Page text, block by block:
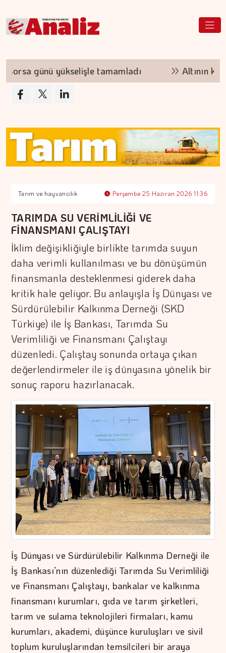
günü yükselişle tamamladı Altının
Tarım ve hayvancılık Perşembe 25 Haziran 2026 11:36
TARIMDA SU VERİMLİLİĞİ VE
FİNANSMANI ÇALIŞTAYI
İklim değişikliğiyle birlikte tarımda suyun
daha verimli kullanılması ve bu dönüşümün
finansmanla desteklenmesi giderek daha
kritik hale geliyor. Bu anlayışla İş Dünyası ve
Sürdürülebilir Kalkınma Derneği (SKD
Türkiye) ile İş Bankası, Tarımda Su
Verimliliği ve Finansmanı Çalıştayı
düzenledi. Çalıştay sonunda ortaya çıkan
değerlendirmeler ile iş dünyasına yönelik bir
sonuç raporu hazırlanacak.
İş Dünyası ve Sürdürülebilir Kalkınma Derneği ile
İş Bankası’nın düzenlediği Tarımda Su Verimliliği
ve Finansmanı Çalıştayı, bankalar ve kalkınma
finansmanı kurumları, gıda ve tarım şirketleri,
tarım ve sulama teknolojileri firmaları, kamu
kurumları, akademi, düşünce kuruluşları ve sivil
toplum kuruluşlarından temsilcileri bir araya